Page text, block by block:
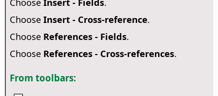
Choose Insert - Cross-reference.
Choose References - Fields.
Choose References - Cross-references.
From toolbars: